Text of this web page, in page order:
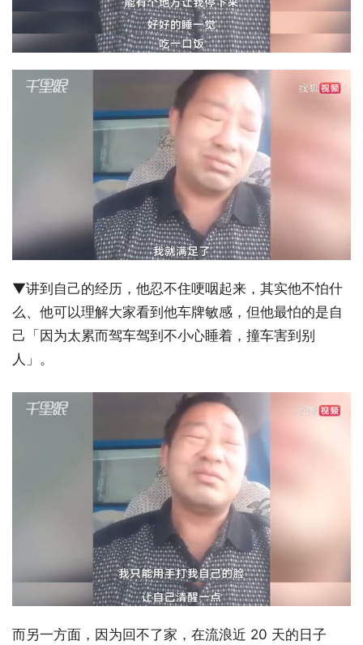
▼讲到自己的经历，他忍不住哽咽起来，其实他不怕什
么、他可以理解大家看到他车牌敏感，但他最怕的是自
己「因为太累而驾车驾到不小心睡着，撞车害到别
人」。
而另一方面，因为回不了家，在流浪近 20 天的日子